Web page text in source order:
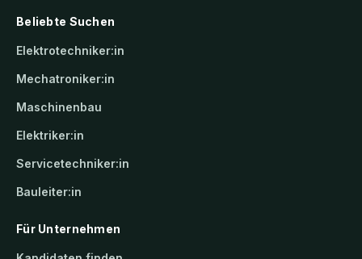
Beliebte Suchen
Elektrotechniker:in
Mechatroniker:in
Maschinenbau
Elektriker:in
Servicetechniker:in
Bauleiter:in
Für Unternehmen